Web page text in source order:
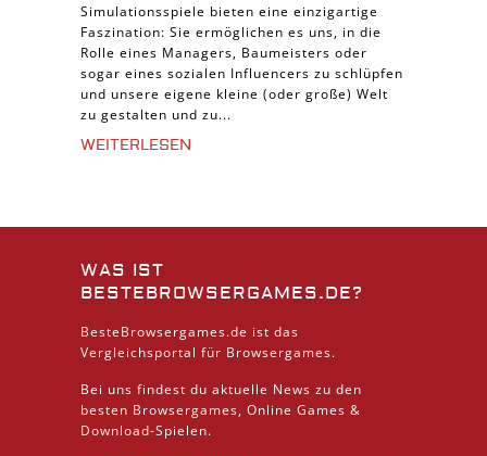
Simulationsspiele bieten eine einzigartige
Faszination: Sie ermöglichen es uns, in die
Rolle eines Managers, Baumeisters oder
sogar eines sozialen Influencers zu schlüpfen
und unsere eigene kleine (oder große) Welt
zu gestalten und zu...
WEITERLESEN
WAS IST
BESTEBROWSERGAMES.DE?
BesteBrowsergames.de ist das
Vergleichsportal für Browsergames.
Bei uns findest du aktuelle News zu den
besten Browsergames, Online Games &
Download-Spielen.